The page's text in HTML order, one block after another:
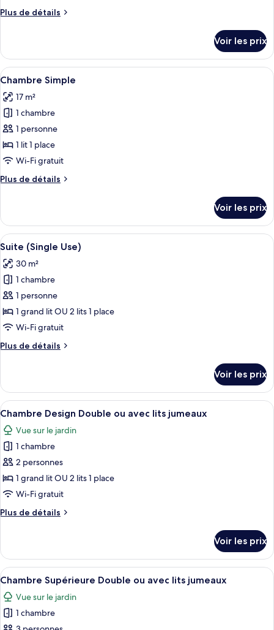
chambre :
Plus de détails
Plus
le
type
de
Suite
Voir les prix
Afficher
toutes
les
photos
pour
ce
type
chambre :
Chambre Simple | Bureau, fer et
1
Chambre Simple
17 m²
1 chambre
1 personne
1 lit 1 place
Wi-Fi gratuit
Plus de détails
Plus
le
type
de
chambre
Chambre
Simple
Voir les prix
Afficher
toutes
les
photos
pour
ce
type
chambre :
Use)
Une pièce avec un mur en briques,
4
Suite (Single Use)
30 m²
1 chambre
1 personne
1 grand lit OU 2 lits 1 place
Wi-Fi gratuit
Plus de détails
Plus
le
type
de
chambre
Suite
(Single
Use)
Voir les prix
Afficher
toutes
les
photos
pour
ce
type
chambre :
Double
ou
avec
lits
jumeaux
Une chambre d’hôtel moderne
2
Chambre Design Double ou avec lits jumeaux
Vue sur le jardin
1 chambre
2 personnes
1 grand lit OU 2 lits 1 place
Wi-Fi gratuit
Plus de détails
Plus
le
type
de
chambre
Chambre
Design
Double
Voir les prix
Afficher
toutes
les
photos
Une chambre d’hôtel moderne,
1
Chambre Supérieure Double ou avec lits jumeaux
Vue sur le jardin
1 chambre